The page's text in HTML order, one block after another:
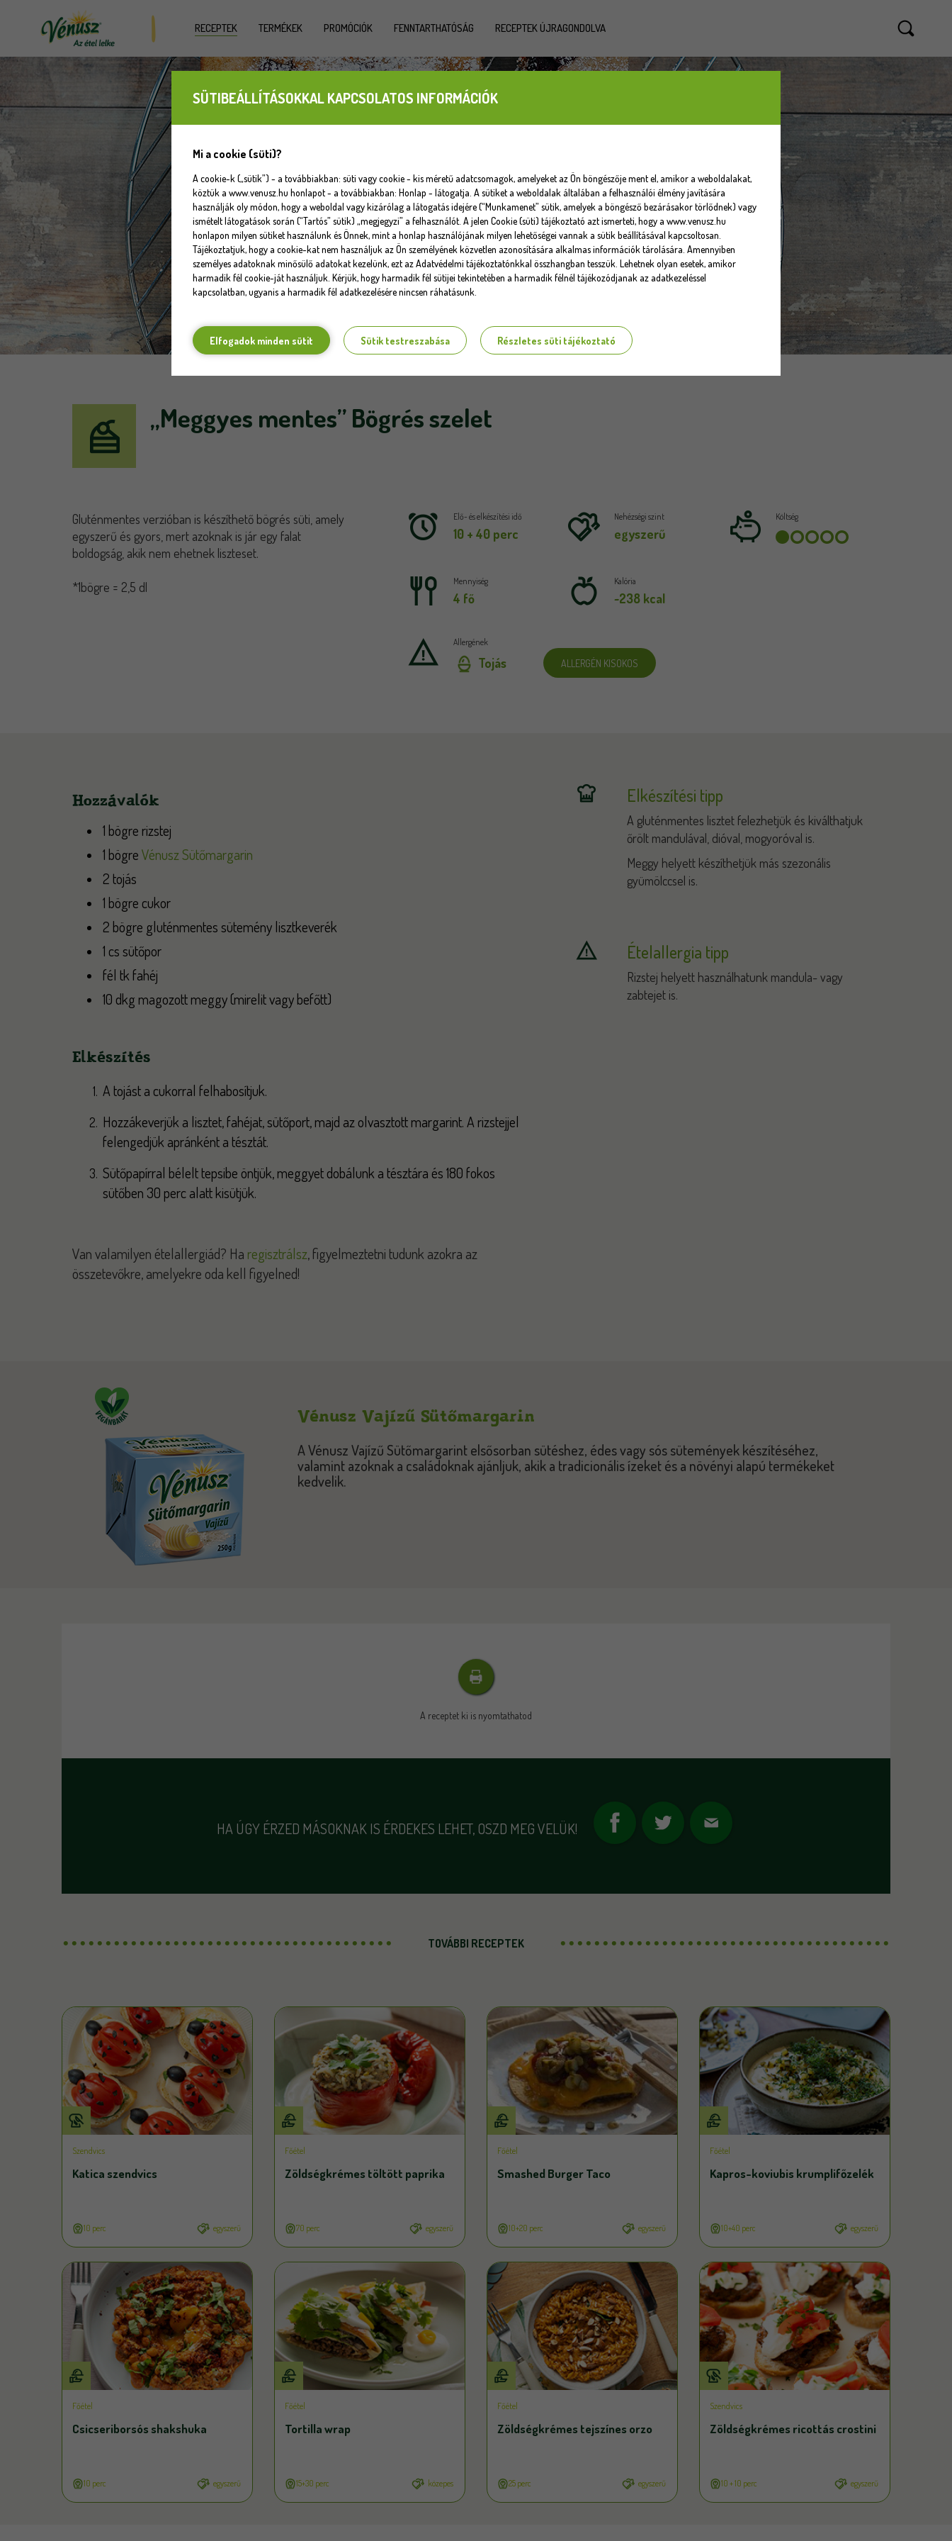
SÜTIBEÁLLÍTÁSOKKAL KAPCSOLATOS INFORMÁCIÓK
Mi a cookie (süti)?
A cookie-k („sütik”) - a továbbiakban: süti vagy cookie - kis méretű adatcsomagok, amelyeket az Ön böngészője ment el, amikor a weboldalakat,
köztük a www.venusz.hu honlapot - a továbbiakban: Honlap - látogatja. A sütiket a weboldalak általában a felhasználói élmény javítására
használják oly módon, hogy a weboldal vagy kizárólag a látogatás idejére (“Munkamenet” sütik, amelyek a böngésző bezárásakor törlődnek) vagy
ismételt látogatások során (“Tartós” sütik) „megjegyzi” a felhasználót. A jelen Cookie (süti) tájékoztató azt ismerteti, hogy a www.venusz.hu
honlapon milyen sütiket használunk és Önnek, mint a honlap használójának milyen lehetőségei vannak a sütik beállításával kapcsoltosan.
Tájékoztatjuk, hogy a cookie-kat nem használjuk az Ön személyének közvetlen azonosítására alkalmas információk tárolására. Amennyiben
személyes adatoknak minősülő adatokat kezelünk, ezt az Adatvédelmi tájékoztatónkkal összhangban tesszük. Lehetnek olyan esetek, amikor
harmadik fél cookie-ját használjuk. Kérjük, hogy harmadik fél sütijei tekintetében a harmadik félnél tájékozódjanak az adatkezeléssel
kapcsolatban, ugyanis a harmadik fél adatkezelésére nincsen ráhatásunk.
Elfogadok minden sütit Sütik testreszabása Részletes süti tájékoztató
RECEPTEK TERMÉKEK PROMÓCIÓK FENNTARTHATÓSÁG RECEPTEK ÚJRAGONDOLVA
„Meggyes mentes” Bögrés szelet
Gluténmentes verzióban is készíthető bögrés süti, amely
egyszerű és gyors, mert azoknak is jár egy falat
boldogság, akik nem ehetnek liszteset.
*1bögre = 2,5 dl
Elő- és elkészítési idő
10 + 40 perc
Nehézségi szint
egyszerű
Költség
Mennyiség
4 fő
Kalória
~238 kcal
Allergének
Tojás ALLERGÉN KISOKOS
Hozzávalók
1 bögre rizstej
1 bögreVénusz Sütőmargarin
2 tojás
1 bögre cukor
2 bögre gluténmentes sütemény lisztkeverék
1 cs sütőpor
fél tk fahéj
10 dkg magozott meggy (mirelit vagy befőtt)
Elkészítés
A tojást a cukorral felhabosítjuk.
Hozzákeverjük a lisztet, fahéjat, sütőport, majd az olvasztott margarint. A rizstejjel
felengedjük apránként a tésztát.
Sütőpapírral bélelt tepsibe öntjük, meggyet dobálunk a tésztára és 180 fokos
sütőben 30 perc alatt kisütjük.
Van valamilyen ételallergiád? Ha regisztrálsz, figyelmeztetni tudunk azokra az
összetevőkre, amelyekre oda kell figyelned!
Elkészítési tipp
A gluténmentes lisztet felezhetjük és kiválthatjuk
őrölt mandulával, dióval, mogyoróval is.
Meggy helyett készíthetjük más szezonális
gyümölccsel is.
Ételallergia tipp
Rizstej helyett használhatunk mandula- vagy
zabtejet is.
Vénusz Vajízű Sütőmargarin
A Vénusz Vajízű Sütőmargarint elsősorban sütéshez, édes vagy sós sütemények készítéséhez,
valamint azoknak a családoknak ajánljuk, akik a tradicionális ízeket és a növényi alapú termékeket
kedvelik.
A receptet ki is nyomtathatod
HA ÚGY ÉRZED MÁSOKNAK IS ÉRDEKES LEHET, OSZD MEG VELÜK!
TOVÁBBI RECEPTEK
Szendvics
Katica szendvics
10 perc egyszerű
Főétel
Zöldségkrémes töltött paprika
70 perc egyszerű
Főétel
Smashed Burger Taco
10+20 perc egyszerű
Főétel
Kapros-koviubis krumplifőzelék
10+40 perc egyszerű
Főétel
Csicseriborsós shakshuka
10 perc egyszerű
Főétel
Tortilla wrap
15+30 perc közepes
Főétel
Zöldségkrémes tejszínes orzo
25 perc egyszerű
Szendvics
Zöldségkrémes ricottás crostini
10 + 10 perc egyszerű